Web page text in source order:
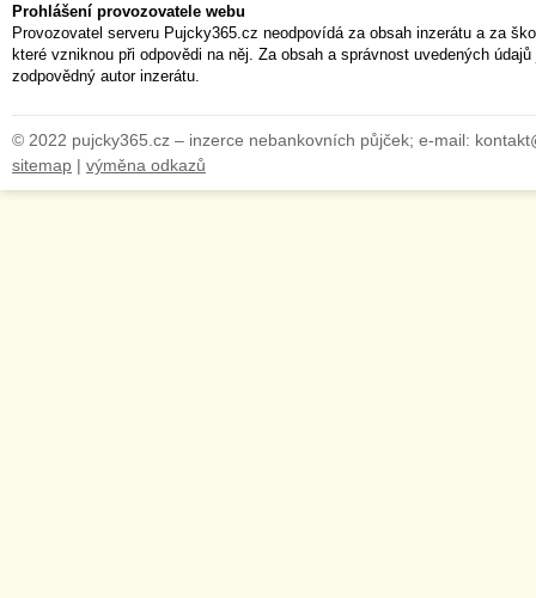
Prohlášení provozovatele webu
Provozovatel serveru Pujcky365.cz neodpovídá za obsah inzerátu a za
které vzniknou při odpovědi na něj. Za obsah a správnost uvedených
zodpovědný autor inzerátu.
© 2022 pujcky365.cz – inzerce nebankovních půjček; e-mail:
sitemap | výměna odkazů